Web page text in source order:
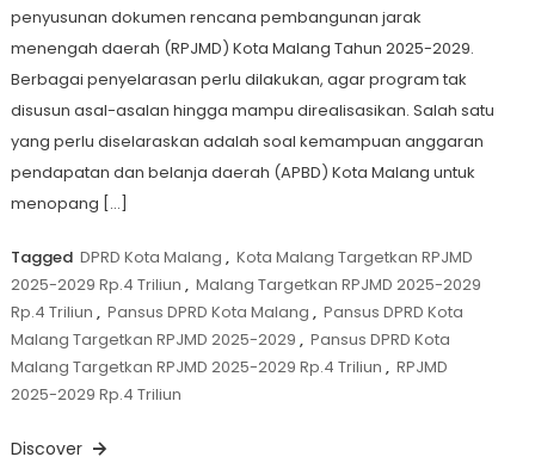
penyusunan dokumen rencana pembangunan jarak
menengah daerah (RPJMD) Kota Malang Tahun 2025-2029.
Berbagai penyelarasan perlu dilakukan, agar program tak
disusun asal-asalan hingga mampu direalisasikan. Salah satu
yang perlu diselaraskan adalah soal kemampuan anggaran
pendapatan dan belanja daerah (APBD) Kota Malang untuk
menopang […]
Tagged DPRD Kota Malang , Kota Malang Targetkan RPJMD
2025-2029 Rp.4 Triliun , Malang Targetkan RPJMD 2025-2029
Rp.4 Triliun , Pansus DPRD Kota Malang , Pansus DPRD Kota
Malang Targetkan RPJMD 2025-2029 , Pansus DPRD Kota
Malang Targetkan RPJMD 2025-2029 Rp.4 Triliun , RPJMD
2025-2029 Rp.4 Triliun
Discover